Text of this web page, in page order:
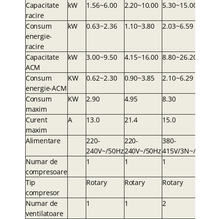
Capacitate
racire
kW 1.56~6.00 2.20~10.00 5.30~15.00
Consum
energie-
racire
kW 0.63~2.36 1.10~3.80 2.03~6.59
Capacitate
ACM
kW 3.00~9.50 4.15~16.00 8.80~26.20
Consum
energie-ACM
KW 0.62~2.30 0.90~3.85 2.10~6.29
Consum
maxim
KW 2.90 4.95 8.30
Curent
maxim
A 13.0 21.4 15.0
Alimentare
220-
240V~/50Hz
220-
240V~/50Hz
380-
415V/3N~/50Hz
Numar de
compresoare
1 1 1
Tip
compresor
Rotary Rotary Rotary
Numar de
ventilatoare
1 1 2